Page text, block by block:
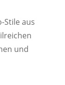
Stile aus
und